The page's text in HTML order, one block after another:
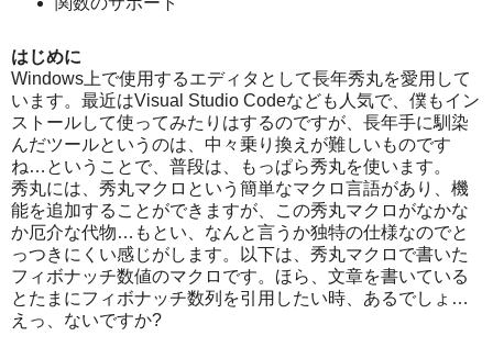
はじめに
Windows上で使用するエディタとして長年秀丸を愛用して
います。最近はVisual Studio Codeなども人気で、僕もイン
ストールして使ってみたりはするのですが、長年手に馴染
んだツールというのは、中々乗り換えが難しいものです
ね…ということで、普段は、もっぱら秀丸を使います。
秀丸には、秀丸マクロという簡単なマクロ言語があり、機
能を追加することができますが、この秀丸マクロがなかな
か厄介な代物…もとい、なんと言うか独特の仕様なのでと
っつきにくい感じがします。以下は、秀丸マクロで書いた
フィボナッチ数値のマクロです。ほら、文章を書いている
とたまにフィボナッチ数列を引用したい時、あるでしょ…
えっ、ないですか?